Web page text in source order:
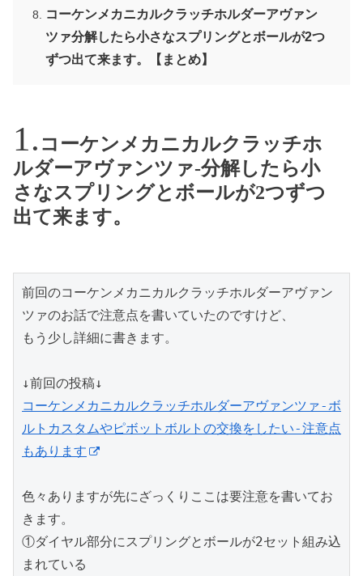
コーケンメカニカルクラッチホルダーアヴァン
ツァ分解したら小さなスプリングとボールが2つ
ずつ出て来ます。【まとめ】
コーケンメカニカルクラッチホ
ルダーアヴァンツァ-分解したら小
さなスプリングとボールが2つずつ
出て来ます。
前回のコーケンメカニカルクラッチホルダーアヴァン
ツァのお話で注意点を書いていたのですけど、
もう少し詳細に書きます。
↓前回の投稿↓
コーケンメカニカルクラッチホルダーアヴァンツァ-ボ
ルトカスタムやピボットボルトの交換をしたい-注意点
もあります
色々ありますが先にざっくりここは要注意を書いてお
きます。
①ダイヤル部分にスプリングとボールが2セット組み込
まれている